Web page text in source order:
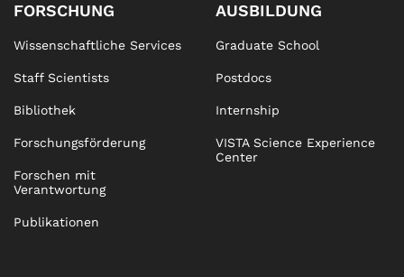
FORSCHUNG
Wissenschaftliche Services
Staff Scientists
Bibliothek
Forschungsförderung
Forschen mit
Verantwortung
Publikationen
AUSBILDUNG
Graduate School
Postdocs
Internship
VISTA Science Experience
Center